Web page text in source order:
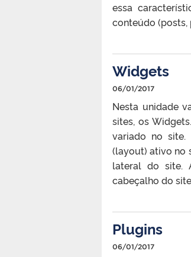
essa
conteúdo (posts,
Widgets
06/01/2017
Nesta unidade
sites, os
variado no site.
(layout) ativo no
lateral do site.
cabeçalho do
Plugins
06/01/2017